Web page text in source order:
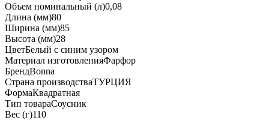
Объем номинальный (л)0,08
Длина (мм)80
Ширина (мм)85
Высота (мм)28
ЦветБелый с синим узором
Материал изготовленияФарфор
БрендBonna
Страна производстваТУРЦИЯ
ФормаКвадратная
Тип товараСоусник
Вес (г)110